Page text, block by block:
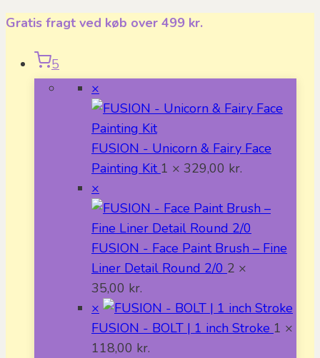
Fortsæt
indhold
Gratis fragt ved køb over 499 kr.
5
×
FUSION - Unicorn & Fairy Face
Painting Kit 1 × 329,00 kr.
×
FUSION - Face Paint Brush – Fine
Liner Detail Round 2/0 2 ×
35,00 kr.
×
FUSION - BOLT | 1 inch Stroke 1 ×
118,00 kr.